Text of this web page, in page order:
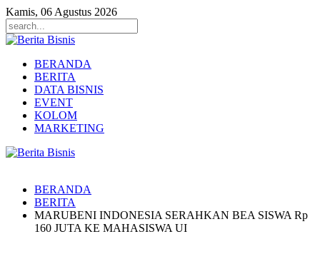
Kamis, 06 Agustus 2026
BERANDA
BERITA
DATA BISNIS
EVENT
KOLOM
MARKETING
BERANDA
BERITA
MARUBENI INDONESIA SERAHKAN BEA SISWA Rp
160 JUTA KE MAHASISWA UI